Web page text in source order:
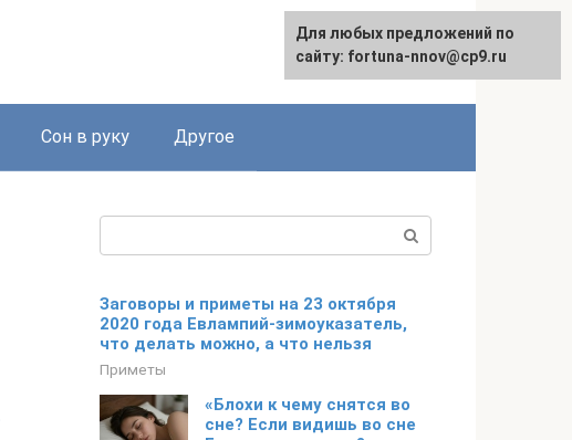
Сон в руку Другое
Заговоры и приметы на 23 октября
2020 года Евлампий-зимоуказатель,
что делать можно, а что нельзя
Приметы
«Блохи к чему снятся во
сне? Если видишь во сне
Для любых предложений по
сайту: fortuna-nnov@cp9.ru